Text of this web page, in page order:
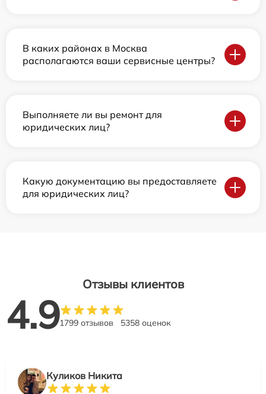
В каких районах в Москва
располагаются ваши сервисные центры?
Выполняете ли вы ремонт для
юридических лиц?
Какую документацию вы предоставляете
для юридических лиц?
Отзывы клиентов
4.91799 отзывов 5358 оценок
Куликов Никита